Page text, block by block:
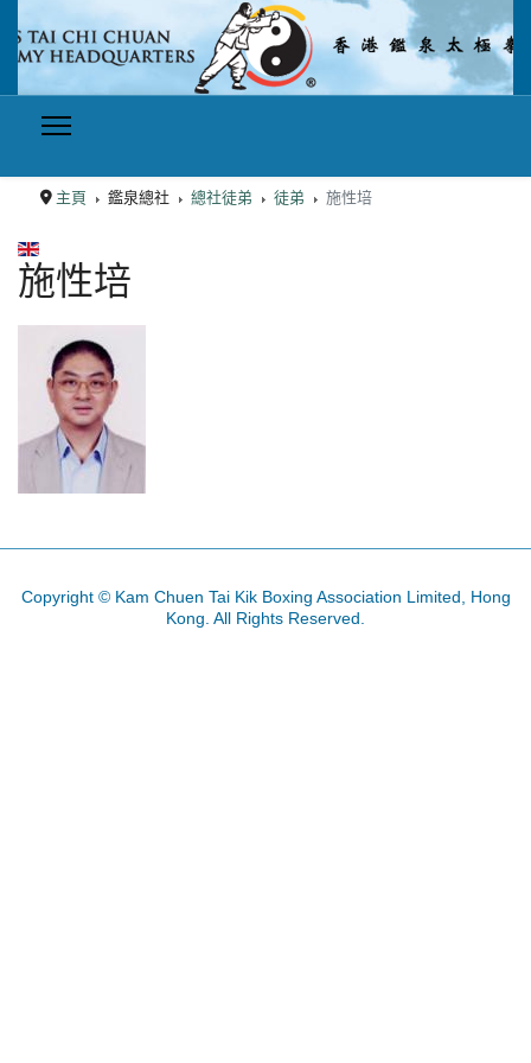
主頁 鑑泉總社 總社徒弟 徒弟 施性培
選擇你的語言
施性培
Copyright © Kam Chuen Tai Kik Boxing Association Limited, Hong
Kong. All Rights Reserved.